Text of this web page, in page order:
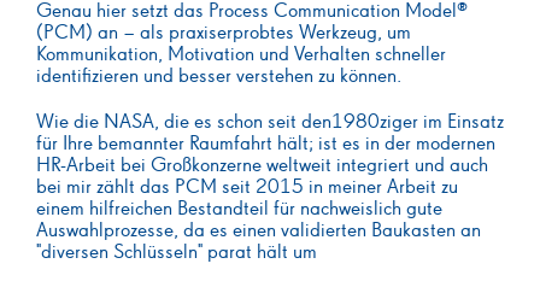
Genau hier setzt das Process Communication Model®
(PCM) an – als praxiserprobtes Werkzeug, um
Kommunikation, Motivation und Verhalten schneller
identifizieren und besser verstehen zu können.
Wie die NASA, die es schon seit den1980ziger im Einsatz
für Ihre bemannter Raumfahrt hält; ist es in der modernen
HR-Arbeit bei Großkonzerne weltweit integriert und auch
bei mir zählt das PCM seit 2015 in meiner Arbeit zu
einem hilfreichen Bestandteil für nachweislich gute
Auswahlprozesse, da es einen validierten Baukasten an
"diversen Schlüsseln" parat hält um